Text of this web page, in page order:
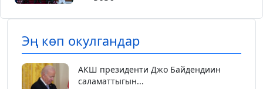
Эң көп окулгандар
АКШ президенти Джо Байдендиин
саламаттыгын...